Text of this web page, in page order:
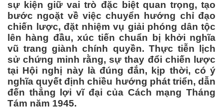
sự kiện giữ vai trò đặc biệt quan trọng, tạo
bước ngoặt về việc chuyển hướng chỉ đạo
chiến lược, đặt nhiệm vụ giải phóng dân tộc
lên hàng đầu, xúc tiến chuẩn bị khởi nghĩa
vũ trang giành chính quyền. Thực tiễn lịch
sử chứng minh rằng, sự thay đổi chiến lược
tại Hội nghị này là đúng đắn, kịp thời, có ý
nghĩa quyết định chiều hướng phát triển, dẫn
đến thẳng lợi vĩ đại của Cách mạng Tháng
Tám năm 1945.